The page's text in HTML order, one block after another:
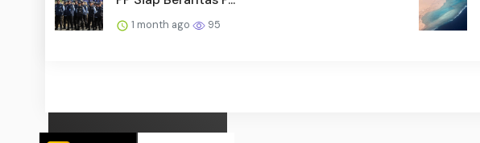
1 month ago 95